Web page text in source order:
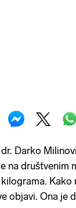
Darko
na društvenim
Kako
objavi. Ona je